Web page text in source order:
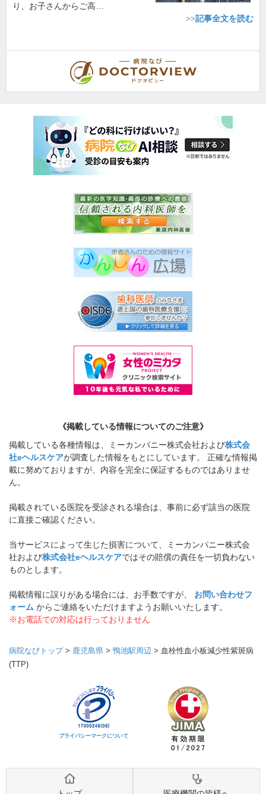
り、お子さんからご高…
>>記事全文を読む
《掲載している情報についてのご注意》
掲載している各種情報は、ミーカンパニー株式会社および株式会
社eヘルスケアが調査した情報をもとにしています。 正確な情報掲
載に努めておりますが、内容を完全に保証するものではありませ
ん。
掲載されている医院を受診される場合は、事前に必ず該当の医院
に直接ご確認ください。
当サービスによって生じた損害について、ミーカンパニー株式会
社および株式会社eヘルスケアではその賠償の責任を一切負わない
ものとします。
掲載情報に誤りがある場合には、お手数ですが、 お問い合わせフ
ォーム からご連絡をいただけますようお願いいたします。
※お電話での対応は行っておりません
病院なびトップ> 鹿児島県 > 鴨池駅周辺 > 血栓性血小板減少性紫斑病
(TTP)
プライバシーマークについて